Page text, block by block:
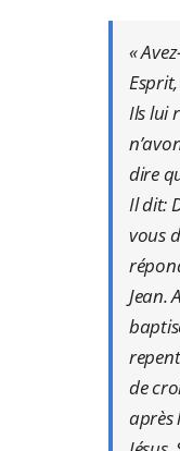
«
Ils lui
dire
Il dit:
vous
Jean.
de
après